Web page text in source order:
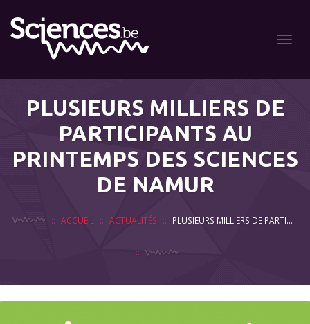
Menu
PLUSIEURS MILLIERS DE
PARTICIPANTS AU
PRINTEMPS DES SCIENCES
DE NAMUR
ACCUEIL ACTUALITÉS PLUSIEURS MILLIERS DE PARTICIPANTS AU PRINTEMPS DES SCIENCES DE NAMUR